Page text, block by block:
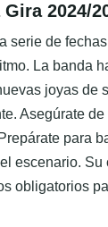
2024/
serie de
La banda
joyas de
Asegúrate
para
escenario.
obligatorios